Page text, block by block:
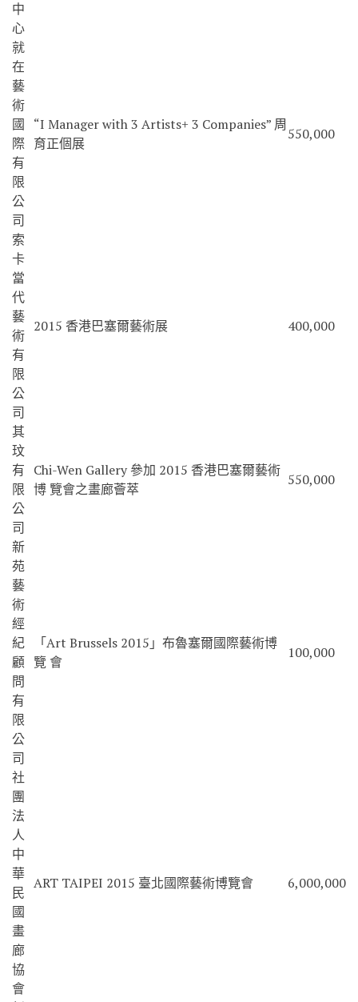
中
心
就
在
藝
術
國
際
有
限
公
司
“I Manager with 3 Artists+ 3 Companies” 周
育正個展
550,000
索
卡
當
代
藝
術
有
限
公
司
2015 香港巴塞爾藝術展 400,000
其
玟
有
限
公
司
Chi-Wen Gallery 參加 2015 香港巴塞爾藝術
博 覽會之畫廊薈萃
550,000
新
苑
藝
術
經
紀
顧
問
有
限
公
司
「Art Brussels 2015」布魯塞爾國際藝術博
覽 會
100,000
社
團
法
人
中
華
民
國
畫
廊
協
會
ART TAIPEI 2015 臺北國際藝術博覽會 6,000,000